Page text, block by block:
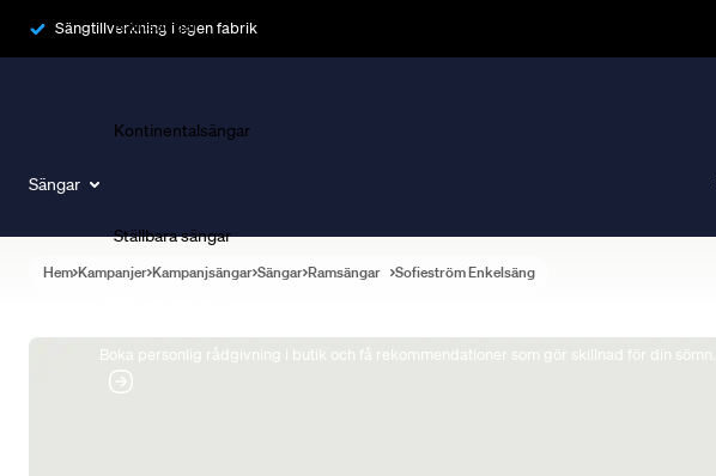
Sängtillverkning i egen fabrik
Sängar
Ramsängar
Kontinentalsängar
Ställbara sängar
Boka personlig rådgivning i butik och få rekommendationer som gör skillnad för din sömn.
Hem Kampanjer Kampanjsängar Sängar Ramsängar Sofieström Enkelsäng